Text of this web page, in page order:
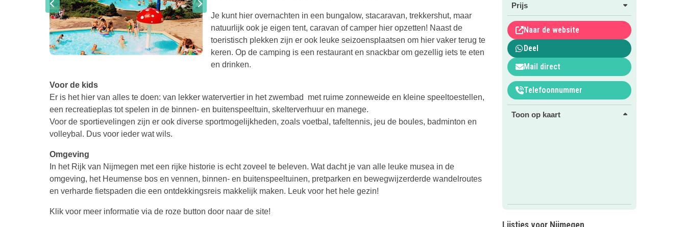
Je kunt hier overnachten in een bungalow, stacaravan, trekkershut, maar
natuurlijk ook je eigen tent, caravan of camper hier opzetten! Naast de
toeristisch plekken zijn er ook leuke seizoensplaatsen om hier vaker terug te
keren. Op de camping is een restaurant en snackbar om gezellig iets te eten
en drinken.
Voor de kids
Er is het hier van alles te doen: van lekker watervertier in het zwembad met ruime zonneweide en kleine speeltoestellen,
een recreatieplas tot spelen in de binnen- en buitenspeeltuin, skelterverhuur en manege.
Voor de sportievelingen zijn er ook diverse sportmogelijkheden, zoals voetbal, tafeltennis, jeu de boules, badminton en
volleybal. Dus voor ieder wat wils.
Omgeving
In het Rijk van Nijmegen met een rijke historie is echt zoveel te beleven. Wat dacht je van alle leuke musea in de
omgeving, het Heumense bos en vennen, binnen- en buitenspeeltuinen, pretparken en bewegwijzerderde wandelroutes
en verharde fietspaden die een ontdekkingsreis makkelijk maken. Leuk voor het hele gezin!
Klik voor meer informatie via de roze button door naar de site!
Prijs
Naar de website
Deel
Mail direct
Telefoonnummer
Toon op kaart
Lijstjes voor Nijmegen